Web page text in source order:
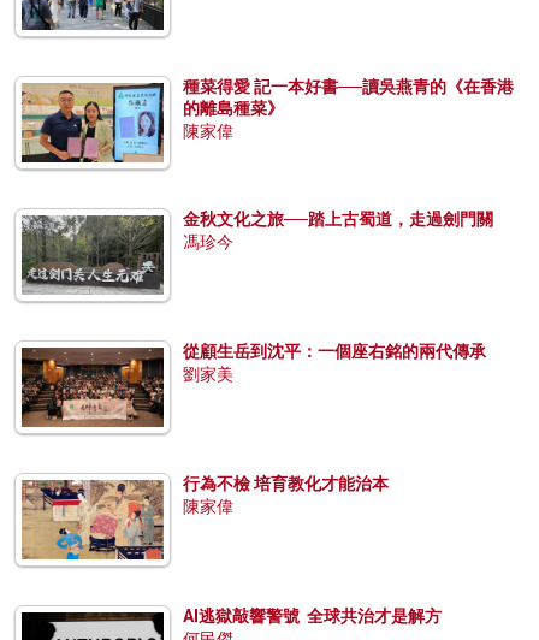
種菜得愛 記一本好書──讀吳燕青的《在香港
的離島種菜》
陳家偉
金秋文化之旅──踏上古蜀道，走過劍門關
馮珍今
從顧生岳到沈平：一個座右銘的兩代傳承
劉家美
行為不檢 培育教化才能治本
陳家偉
AI逃獄敲響警號 全球共治才是解方